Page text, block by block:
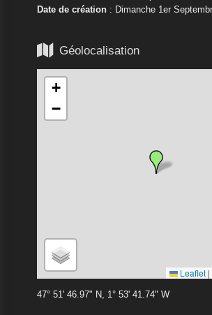
Date de création: Dimanche 1er
 Géolocalisation
+
−
Leaflet |
47° 51' 46.97" N, 1° 53' 41.74" W